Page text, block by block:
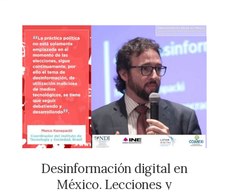
Desinformación digital en
México. Lecciones y